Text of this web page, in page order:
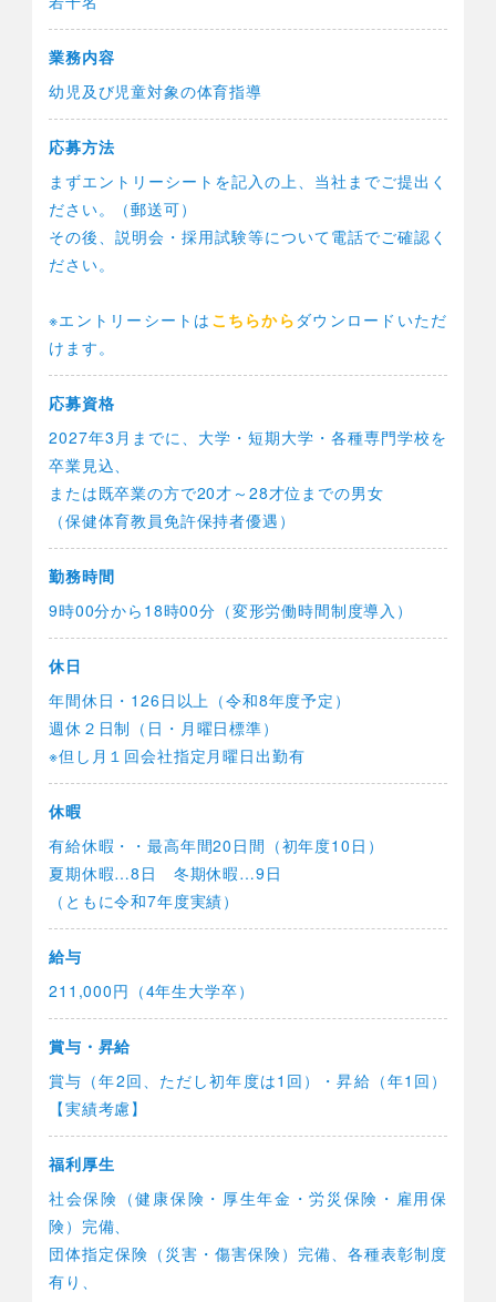
業務内容
幼児及び児童対象の体育指導
応募方法
まずエントリーシートを記入の上、当社までご提出く
ださい。（郵送可）
その後、説明会・採用試験等について電話でご確認く
ださい。
※エントリーシートは こちらから ダウンロードいただ
けます。
応募資格
2027年3月までに、大学・短期大学・各種専門学校を
卒業見込、
または既卒業の方で20才～28才位までの男女
（保健体育教員免許保持者優遇）
勤務時間
9時00分から18時00分（変形労働時間制度導入）
休日
年間休日・126日以上（令和8年度予定）
週休２日制（日・月曜日標準）
※但し月１回会社指定月曜日出勤有
休暇
有給休暇・・最高年間20日間（初年度10日）
夏期休暇…8日 冬期休暇…9日
（ともに令和7年度実績）
給与
211,000円（4年生大学卒）
賞与・昇給
賞与（年2回、ただし初年度は1回）・昇給（年1回）
【実績考慮】
福利厚生
社会保険（健康保険・厚生年金・労災保険・雇用保
険）完備、
団体指定保険（災害・傷害保険）完備、各種表彰制度
有り、